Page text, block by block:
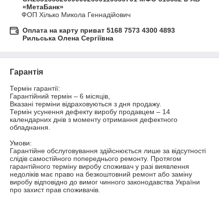
«МетаБанк»
ФОП Хілько Микола Геннадійович
Оплата на карту приват 5168 7573 4300 4893
Рильська Олена Сергіївна
Гарантія
Термін гарантії:
Гарантійний термін – 6 місяців,
Вказані терміни відраховуються з дня продажу.
Термін усунення дефекту виробу продавцем – 14
календарних днів з моменту отримання дефектного
обладнання.
Умови:
Гарантійне обслуговування здійснюється лише за відсутності
слідів самостійного попереднього ремонту. Протягом
гарантійного терміну виробу споживач у разі виявлення
недоліків має право на безкоштовний ремонт або заміну
виробу відповідно до вимог чинного законодавства України
про захист прав споживачів.